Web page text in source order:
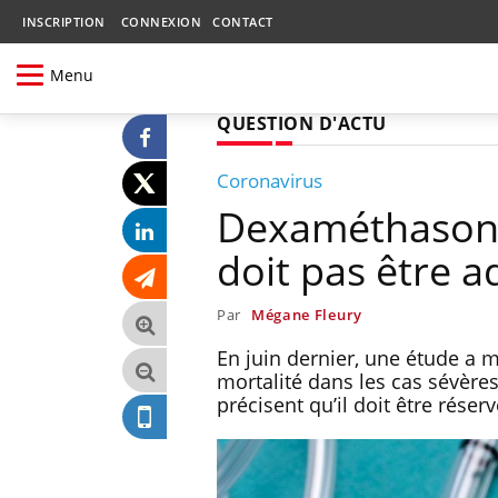
INSCRIPTION CONNEXION CONTACT
Menu
QUESTION D'ACTU
Coronavirus
doit pas être
Par Mégane Fleury
En juin dernier, une étude a
mortalité dans les cas
précisent qu’il doit être